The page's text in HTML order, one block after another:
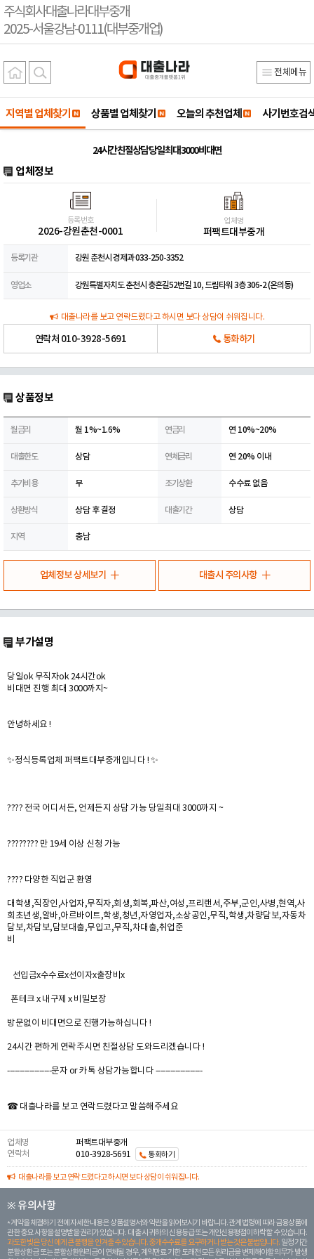
주식회사대출나라대부중개
2025-서울강남-0111(대부중개업)
전체메뉴
지역별 업체찾기 상품별 업체찾기 오늘의 추천업체 사기번호검
24시간 친절상담 당일 최대 3000 비대면
업체정보
등록번호
2026-강원춘천-0001
업체명
퍼팩트대부중개
등록기관 강원 춘천시 경제과 033-250-3352
영업소 강원특별자치도 춘천시 충혼길52번길 10, 드림타워 3층 306-2 (온의동)
대출나라를 보고 연락드렸다고 하시면 보다 상담이 쉬워집니다.
연락처 010-3928-5691 통화하기
상품정보
월금리 월 1%~1.6% 연금리 연 10%~20%
대출한도 상담 연체금리 연 20% 이내
추가비용 무 조기상환 수수료 없음
상환방식 상담 후 결정 대출기간 상담
지역 충남
업체정보 상세보기 대출시 주의사항
부가설명
당일ok 무직자ok 24시간ok
비대면 진행 최대 3000까지~
안녕하세요 !
✨정식등록업체 퍼팩트대부중개입니다 ! ✨
???? 전국 어디서든, 언제든지 상담 가능 당일최대 3000까지 ~
????‍???? 만 19세 이상 신청 가능
???? 다양한 직업군 환영
대학생,직장인,사업자,무직자,회생,회복,파산,여성,프리랜서,주부,군인,사병,현역,사
회초년생,알바,아르바이트,학생,청년,자영업자,소상공인,무직,학생,차량담보,자동차
담보,차담보,담보대출,무입고,무직,차대출,취업준
비
선입금x수수료x선이자x출장비x
폰테크 x 내구제 x 비밀보장
방문없이 비대면으로 진행가능하십니다 !
24시간 편하게 연락주시면 친절상담 도와드리겠습니다 !
------------------문자 or 카톡 상담가능합니다 -------------------
☎ 대출나라를 보고 연락드렸다고 말씀해주세요
업체명
퍼팩트대부중개
연락처
010-3928-5691 통화하기
대출나라를 보고 연락드렸다고 하시면 보다 상담이 쉬워집니다.
※ 유의사항
계약을 체결하기 전에 자세한 내용은 상품설명서와 약관을 읽어보시기 바랍니다. 관계 법령에 따라 금융상품에
관한 중요 사항을 설명받을 권리가 있습니다. 대 출 시 귀하의 신용등급 또는 개인신용평점이 하락할 수 있습니다.
과도한 빚은 당신 에게 큰 불행을 안겨줄 수 있습니다. 중개수수료를 요구하거나 받는 것은 불법입니다. 일정 기간
분할상환금 또는 분할상환원리금이 연체될 경우, 계약만료 기한 도래전 모든 원리금을 변제해야할 의무가 발생